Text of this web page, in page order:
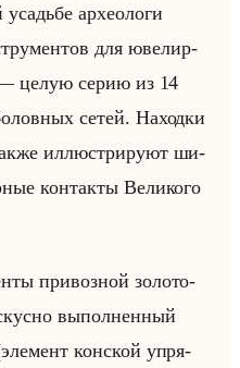
ар­хео­ло­ги
для юве­лир­
целую серию из 14
сетей. На­ход­ки
ил­лю­стри­ру­ют ши­
кон­так­ты Ве­ли­ко­го
при­воз­ной зо­ло­то­
вы­пол­нен­ный
кон­ской упря­